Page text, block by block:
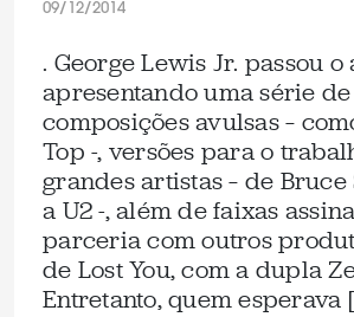
09/12/2014
. George Lewis Jr. passou o
apresentando uma série de
composições avulsas –
Top -, versões para o
grandes artistas – de
a U2 -, além de faixas
parceria com outros
de Lost You, com a dupla
Entretanto, quem esperava